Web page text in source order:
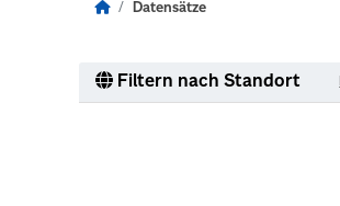
Datensätze
Filtern nach Standort